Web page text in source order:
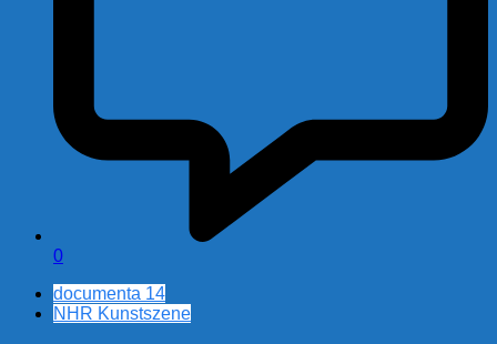
0
documenta 14
NHR Kunstszene